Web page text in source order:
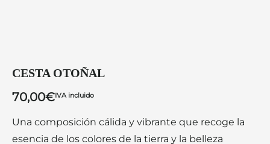
CESTA OTOÑAL
70,00€IVA incluido
Una composición cálida y vibrante que recoge la
esencia de los colores de la tierra y la belleza